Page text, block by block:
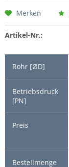
Merken
Artikel-Nr.: